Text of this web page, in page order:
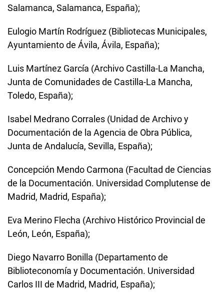
Salamanca, Salamanca, España);
Eulogio Martín Rodríguez (Bibliotecas Municipales,
Ayuntamiento de Ávila, Ávila, España);
Luis Martínez García (Archivo Castilla-La Mancha,
Junta de Comunidades de Castilla-La Mancha,
Toledo, España);
Isabel Medrano Corrales (Unidad de Archivo y
Documentación de la Agencia de Obra Pública,
Junta de Andalucía, Sevilla, España);
Concepción Mendo Carmona (Facultad de Ciencias
de la Documentación. Universidad Complutense de
Madrid, Madrid, España);
Eva Merino Flecha (Archivo Histórico Provincial de
León, León, España);
Diego Navarro Bonilla (Departamento de
Biblioteconomía y Documentación. Universidad
Carlos III de Madrid, Madrid, España);